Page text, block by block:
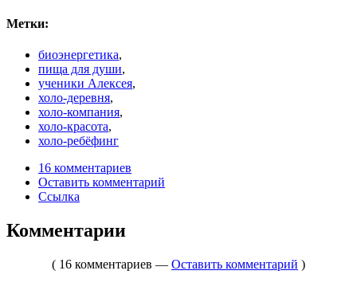
Метки:
биоэнергетика,
пища для души,
ученики Алексея,
холо-деревня,
холо-компания,
холо-красота,
холо-ребёфинг
16 комментариев
Оставить комментарий
Ссылка
Комментарии
( 16 комментариев — Оставить комментарий )